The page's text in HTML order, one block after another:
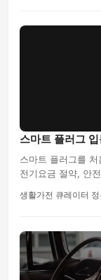
스마트 플러그
스마트 플러그를
전기요금 절약, 안
생활가전 큐레이터